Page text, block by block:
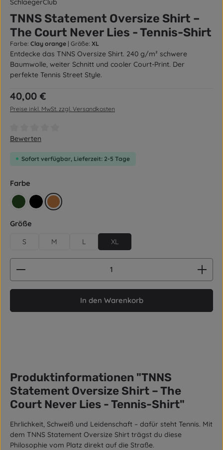
SchlaegerClub
TNNS Statement Oversize Shirt –
The Court Never Lies - Tennis-Shirt
Farbe: Clay orange | Größe: XL
Entdecke das TNNS Oversize Shirt. 240 g/m² schwere
Baumwolle, weiter Schnitt und cooler Court-Print. Der
perfekte Tennis Street Style.
Regulärer Preis:
40,00 €
Preise inkl. MwSt. zzgl. Versandkosten
Durchschnittliche Bewertung von 0 von 5 Sternen
Bewerten
Sofort verfügbar, Lieferzeit: 2-5 Tage
Farbe
retro grün
schwarzClay orange
Größe
S M L XL
Produkt Anzahl: Gib den gewünschten Wert
In den Warenkorb
Produktinformationen "TNNS
Statement Oversize Shirt – The
Court Never Lies - Tennis-Shirt"
Ehrlichkeit, Schweiß und Leidenschaft – dafür steht Tennis. Mit
dem TNNS Statement Oversize Shirt trägst du diese
Philosophie vom Platz direkt auf die Straße.